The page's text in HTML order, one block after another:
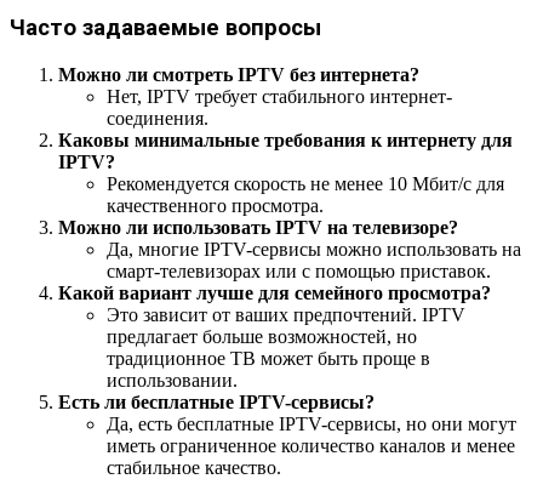
Часто задаваемые вопросы
Можно ли смотреть IPTV без интернета?
Нет, IPTV требует стабильного интернет-
соединения.
Каковы минимальные требования к интернету для
IPTV?
Рекомендуется скорость не менее 10 Мбит/с для
качественного просмотра.
Можно ли использовать IPTV на телевизоре?
Да, многие IPTV-сервисы можно использовать на
смарт-телевизорах или с помощью приставок.
Какой вариант лучше для семейного просмотра?
Это зависит от ваших предпочтений. IPTV
предлагает больше возможностей, но
традиционное ТВ может быть проще в
использовании.
Есть ли бесплатные IPTV-сервисы?
Да, есть бесплатные IPTV-сервисы, но они могут
иметь ограниченное количество каналов и менее
стабильное качество.